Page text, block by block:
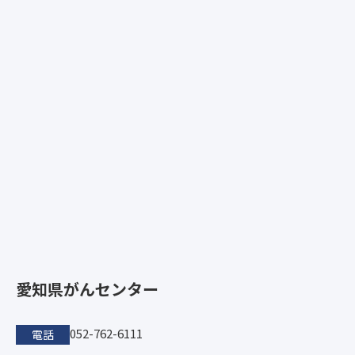
愛知県がんセンター
電話 052-762-6111